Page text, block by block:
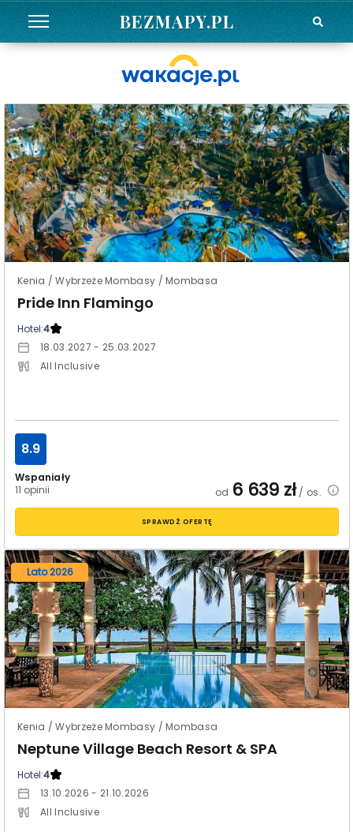
BEZMAPY.PL
Kenia / Wybrzeże Mombasy / Mombasa
Pride Inn Flamingo
Hotel:4
18.03.2027 - 25.03.2027
All Inclusive
Wspaniały
11 opinii
8.9
od 6 639 zł/ os.
SPRAWDŹ OFERTĘ
Lato 2026
Kenia / Wybrzeże Mombasy / Mombasa
Neptune Village Beach Resort & SPA
Hotel:4
13.10.2026 - 21.10.2026
All Inclusive